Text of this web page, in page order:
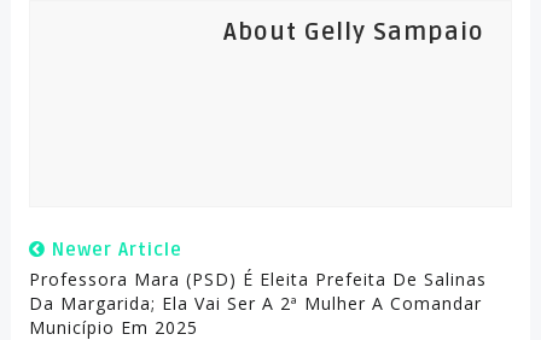
About Gelly Sampaio
Newer Article
Professora Mara (PSD) É Eleita Prefeita De Salinas
Da Margarida; Ela Vai Ser A 2ª Mulher A Comandar
Município Em 2025